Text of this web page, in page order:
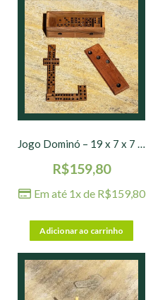
Jogo Dominó – 19 x 7 x 7 cm
R$159,80
Em até 1x de R$159,80
Adicionar ao carrinho